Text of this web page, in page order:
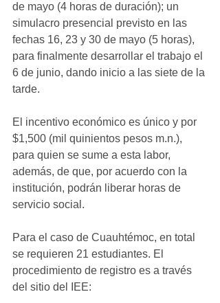
de mayo (4 horas de duración); un
simulacro presencial previsto en las
fechas 16, 23 y 30 de mayo (5 horas),
para finalmente desarrollar el trabajo el
6 de junio, dando inicio a las siete de la
tarde.
El incentivo económico es único y por
$1,500 (mil quinientos pesos m.n.),
para quien se sume a esta labor,
además, de que, por acuerdo con la
institución, podrán liberar horas de
servicio social.
Para el caso de Cuauhtémoc, en total
se requieren 21 estudiantes. El
procedimiento de registro es a través
del sitio del IEE: